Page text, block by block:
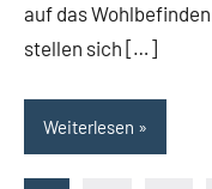
auf das
stellen sich […]
Weiterlesen